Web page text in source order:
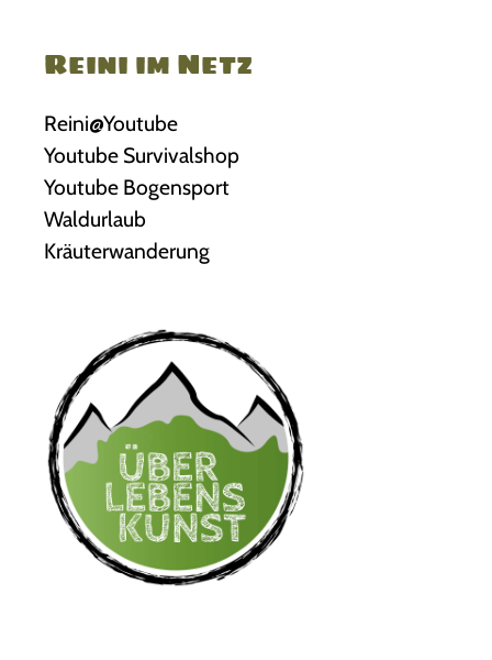
Reini im Netz
Reini@Youtube
Youtube Survivalshop
Youtube Bogensport
Waldurlaub
Kräuterwanderung